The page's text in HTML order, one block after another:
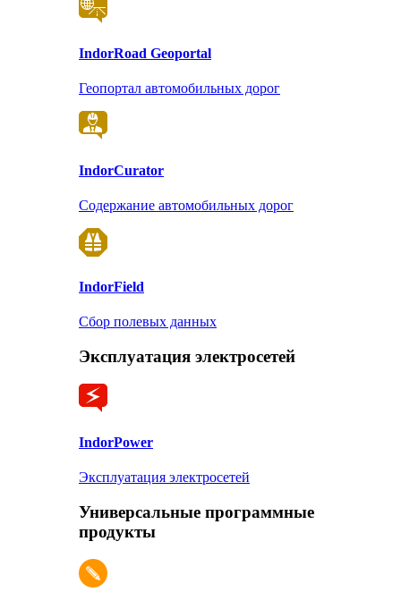
IndorRoad Geoportal
Геопортал автомобильных дорог
IndorCurator
Содержание автомобильных дорог
IndorField
Сбор полевых данных
Эксплуатация электросетей
IndorPower
Эксплуатация электросетей
Универсальные программные
продукты